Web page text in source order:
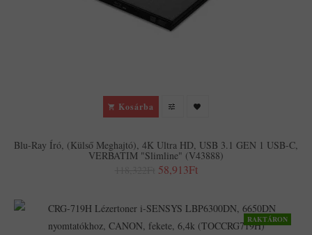
Kosárba
Blu-Ray Író, (külső Meghajtó), 4K Ultra HD, USB 3.1 GEN 1 USB-C,
VERBATIM "Slimline" (V43888)
58,913Ft
RAKTÁRON